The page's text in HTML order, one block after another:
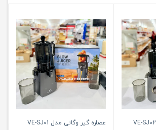
عصاره‌گیر وگاتی مدل VE-SJ02
عصاره گیر وگاتی مدل VE-SJ01